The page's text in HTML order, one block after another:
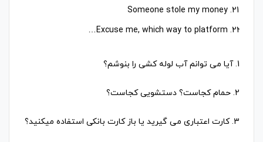
Someone stole my money
Excuse me, which way to platform…
1. آیا می توانم آب لوله کشی را بنوشم؟
2. حمام کجاست؟ دستشویی کجاست؟
3. کارت اعتباری می گیرید یا باز کارت بانکی استفاده میکنید؟